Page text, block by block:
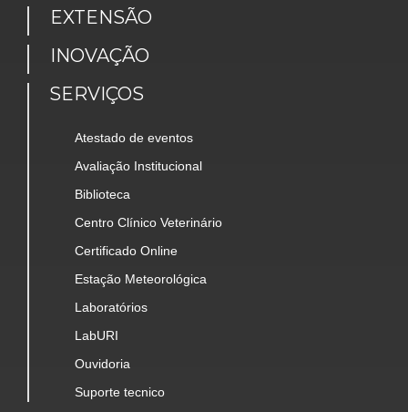
EXTENSÃO
INOVAÇÃO
SERVIÇOS
Atestado de eventos
Avaliação Institucional
Biblioteca
Centro Clínico Veterinário
Certificado Online
Estação Meteorológica
Laboratórios
LabURI
Ouvidoria
Suporte tecnico